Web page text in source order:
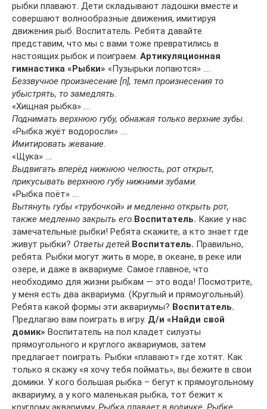
рыбки плавают. Дети складывают ладошки вместе и
совершают волнообразные движения, имитируя
движения рыб. Воспитатель. Ребята давайте
представим, что мы с вами тоже превратились в
настоящих рыбок и поиграем. Артикуляционная
гимнастика «Рыбки» «Пузырьки лопаются» ….
Беззвучное произнесение [п], темп произнесения то
убыстрять, то замедлять.
«Хищная рыбка» ….
Поднимать верхнюю губу, обнажая только верхние зубы.
«Рыбка жуёт водоросли» ….
Имитировать жевание.
«Щука» ….
Выдвигать вперёд нижнюю челюсть, рот открыт,
прикусывать верхнюю губу нижними зубами.
«Рыбка поёт» ….
Вытянуть губы «трубочкой» и медленно открыть рот,
также медленно закрыть его.Воспитатель. Какие у нас
замечательные рыбки! Ребята скажите, а кто знает где
живут рыбки? Ответы детей.Воспитатель. Правильно,
ребята. Рыбки могут жить в море, в океане, в реке или
озере, и даже в аквариуме. Самое главное, что
необходимо для жизни рыбкам — это вода! Посмотрите,
у меня есть два аквариума. (Круглый и прямоугольный).
Ребята какой формы эти аквариумы? Воспитатель.
Предлагаю вам поиграть в игру. Д/и «Найди свой
домик» Воспитатель на пол кладет силуэты
прямоугольного и круглого аквариумов, затем
предлагает поиграть. Рыбки «плавают» где хотят. Как
только я скажу «я хочу тебя поймать», вы бежите в свои
домики. У кого большая рыбка – бегут к прямоугольному
аквариуму, а у кого маленькая рыбка, тот бежит к